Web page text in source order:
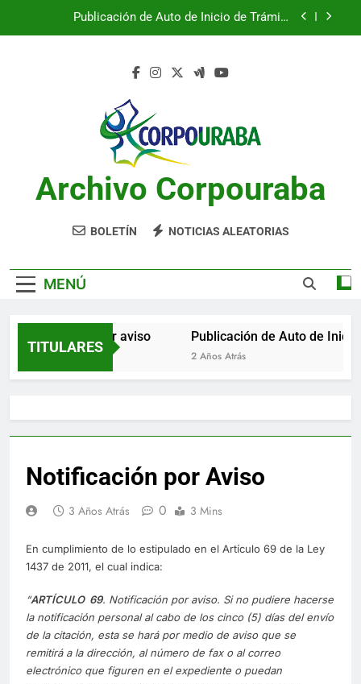
Publicación de Auto de Inicio de Trámite
Notificación por aviso
Publicación de Auto de Inicio de Trámite
Publicación de Auto de Inicio de Trámite
CITACIONES
Archivo Corpouraba
BOLETÍN NOTICIAS ALEATORIAS
MENÚ
TITULARES
Notificación por aviso
2 Años Atrás
Publicación de Auto de Inicio
2 Años Atrás
Notificación por Aviso
3 Años Atrás 0 3 Mins
En cumplimiento de lo estipulado en el Artículo 69 de la Ley
1437 de 2011, el cual indica:
“ARTÍCULO 69. Notificación por aviso. Si no pudiere hacerse
la notificación personal al cabo de los cinco (5) días del envío
de la citación, esta se hará por medio de aviso que se
remitirá a la dirección, al número de fax o al correo
electrónico que figuren en el expediente o puedan